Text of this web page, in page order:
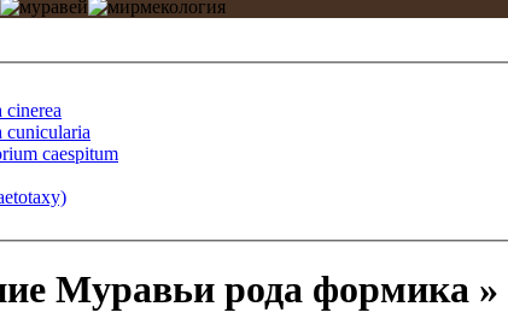
cinerea
cunicularia
caespitum
Муравьи рода формика »